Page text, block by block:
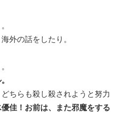
外の話をしたり。
ちらも殺し殺されようと努力
佳！お前は、また邪魔をする